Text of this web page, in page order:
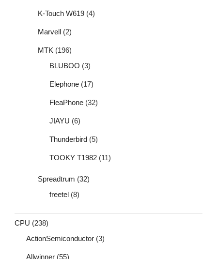
K-Touch W619 (4)
Marvell (2)
MTK (196)
BLUBOO (3)
Elephone (17)
FleaPhone (32)
JIAYU (6)
Thunderbird (5)
TOOKY T1982 (11)
Spreadtrum (32)
freetel (8)
CPU (238)
ActionSemiconductor (3)
Allwinner (55)